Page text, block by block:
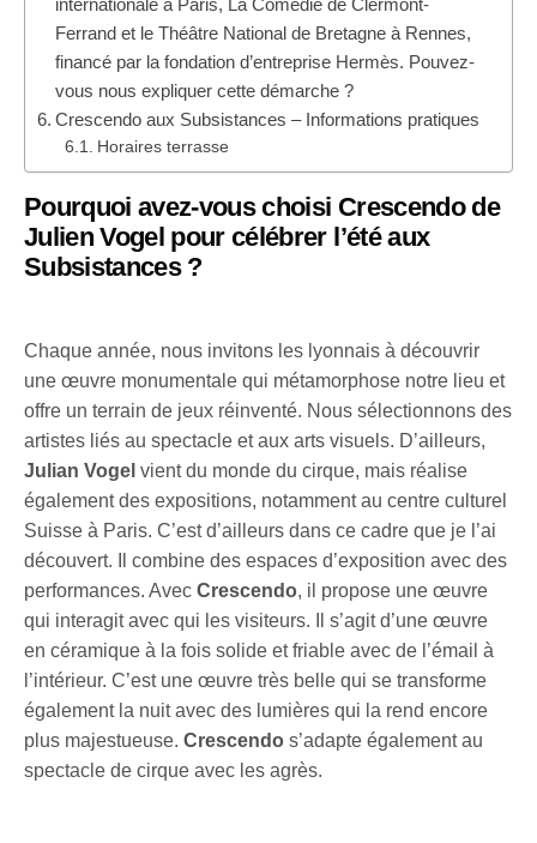
Ferrand et le Théâtre National de Bretagne à Rennes,
financé par la fondation d’entreprise Hermès. Pouvez-
vous nous expliquer cette démarche ?
Crescendo aux Subsistances – Informations pratiques
Horaires terrasse
Pourquoi avez-vous choisi Crescendo de
Julien Vogel pour célébrer l’été aux
Subsistances ?
Chaque année, nous invitons les lyonnais à découvrir
une œuvre monumentale qui métamorphose notre lieu et
offre un terrain de jeux réinventé. Nous sélectionnons des
artistes liés au spectacle et aux arts visuels. D’ailleurs,
Julian Vogelvient du monde du cirque, mais réalise
également des expositions, notamment au centre culturel
Suisse à Paris. C’est d’ailleurs dans ce cadre que je l’ai
découvert. Il combine des espaces d’exposition avec des
performances. AvecCrescendo, il propose une œuvre
qui interagit avec qui les visiteurs. Il s’agit d’une œuvre
en céramique à la fois solide et friable avec de l’émail à
l’intérieur. C’est une œuvre très belle qui se transforme
également la nuit avec des lumières qui la rend encore
plus majestueuse.Crescendos’adapte également au
spectacle de cirque avec les agrès.